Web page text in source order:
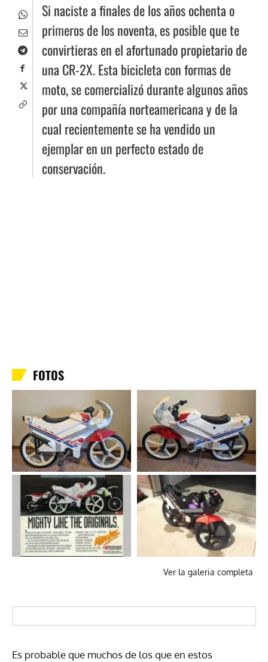
Si naciste a finales de los años ochenta o
primeros de los noventa, es posible que te
convirtieras en el afortunado propietario de
una CR-2X. Esta bicicleta con formas de
moto, se comercializó durante algunos años
por una compañía norteamericana y de la
cual recientemente se ha vendido un
ejemplar en un perfecto estado de
conservación.
FOTOS
Ver la galeria completa
Es probable que muchos de los que en estos